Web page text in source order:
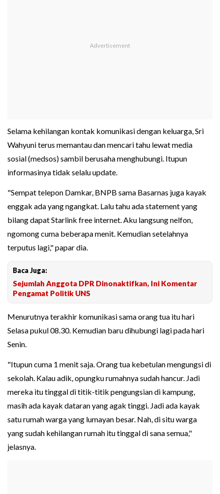
Selama kehilangan kontak komunikasi dengan keluarga, Sri
Wahyuni terus memantau dan mencari tahu lewat media
sosial (medsos) sambil berusaha menghubungi. Itupun
informasinya tidak selalu update.
"Sempat telepon Damkar, BNPB sama Basarnas juga kayak
enggak ada yang ngangkat. Lalu tahu ada statement yang
bilang dapat Starlink free internet. Aku langsung nelfon,
ngomong cuma beberapa menit. Kemudian setelahnya
terputus lagi," papar dia.
Baca Juga:
Sejumlah Anggota DPR Dinonaktifkan, Ini Komentar
Pengamat Politik UNS
Menurutnya terakhir komunikasi sama orang tua itu hari
Selasa pukul 08.30. Kemudian baru dihubungi lagi pada hari
Senin.
"Itupun cuma 1 menit saja. Orang tua kebetulan mengungsi di
sekolah. Kalau adik, opungku rumahnya sudah hancur. Jadi
mereka itu tinggal di titik-titik pengungsian di kampung,
masih ada kayak dataran yang agak tinggi. Jadi ada kayak
satu rumah warga yang lumayan besar. Nah, di situ warga
yang sudah kehilangan rumah itu tinggal di sana semua,"
jelasnya.